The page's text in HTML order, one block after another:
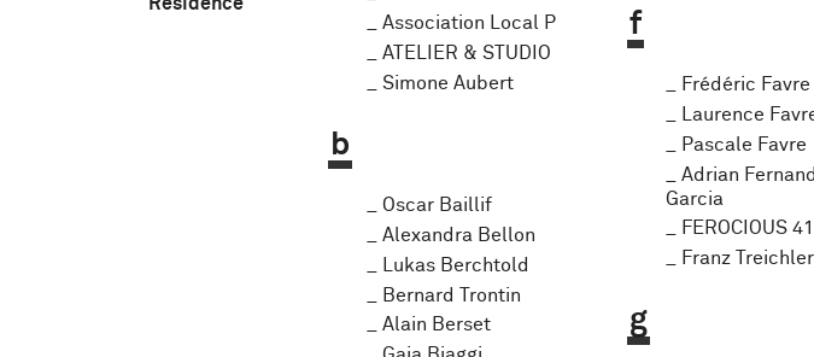
Résidence
Association Local P
ATELIER & STUDIO
Simone Aubert
b
Oscar Baillif
Alexandra Bellon
Lukas Berchtold
Bernard Trontin
Alain Berset
f
Frédéric Favre
Laurence
Pascale Favre
Adrian
Garcia
FEROCIOUS 41
Franz Treichler
g